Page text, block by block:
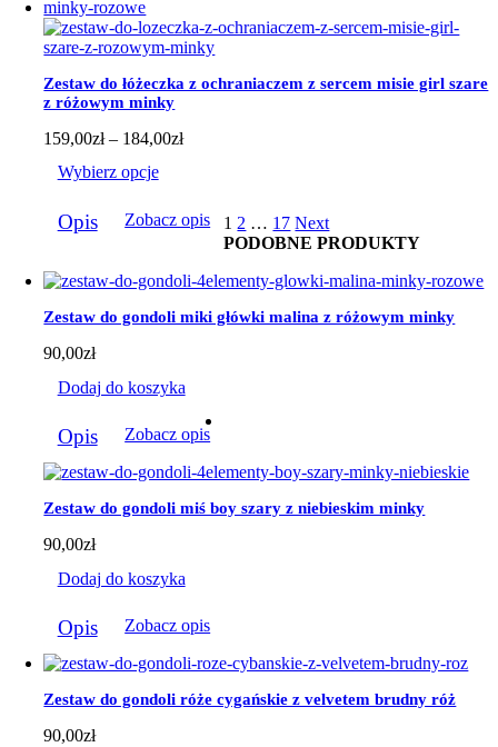
wariantów.
Opcje
można
wybrać
na
stronie
produktu
Zestaw do łóżeczka z ochraniaczem z sercem misie girl szare
z różowym minky
159,00zł – 184,00złZakres
do
184,00zł
Wybierz opcje
produkt
wariantów.
można
wybrać
na
stronie
Opis Zobacz opis 1 2 … 17 Next
PODOBNE PRODUKTY
Zestaw do gondoli miki główki malina z różowym minky
90,00zł
Dodaj do koszyka
Opis Zobacz opis
Zestaw do gondoli miś boy szary z niebieskim minky
90,00zł
Dodaj do koszyka
Opis Zobacz opis
Zestaw do gondoli róże cygańskie z velvetem brudny róż
90,00zł